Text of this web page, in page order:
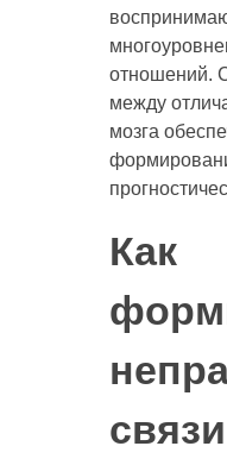
отношений.
между
мозга
Как